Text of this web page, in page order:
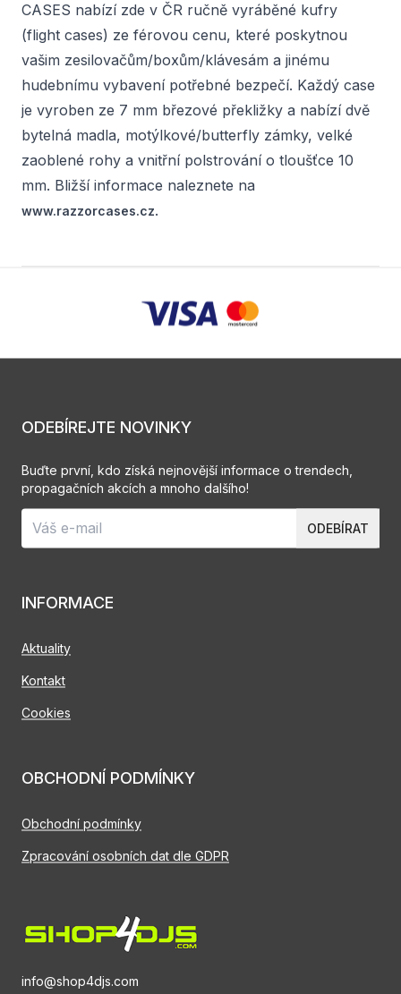
CASES nabízí zde v ČR ručně vyráběné kufry
(flight cases) ze férovou cenu, které poskytnou
vašim zesilovačům/boxům/klávesám a jinému
hudebnímu vybavení potřebné bezpečí. Každý case
je vyroben ze 7 mm březové překližky a nabízí dvě
bytelná madla, motýlkové/butterfly zámky, velké
zaoblené rohy a vnitřní polstrování o tloušťce 10
mm. Bližší informace naleznete na
www.razzorcases.cz.
info@shop4djs.com
INFORMACE
Aktuality
Kontakt
Cookies
OBCHODNÍ PODMÍNKY
Obchodní podmínky
Zpracování osobních dat dle GDPR
ODEBÍREJTE NOVINKY
Buďte první, kdo získá nejnovější informace o trendech,
propagačních akcích a mnoho dalšího!
ODEBÍRAT